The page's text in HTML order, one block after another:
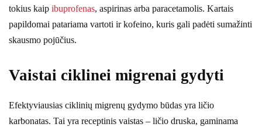
tokius kaip ibuprofenas, aspirinas arba paracetamolis. Kartais
papildomai patariama vartoti ir kofeino, kuris gali padėti sumažinti
skausmo pojūčius.
Vaistai ciklinei migrenai gydyti
Efektyviausias ciklinių migrenų gydymo būdas yra ličio
karbonatas. Tai yra receptinis vaistas – ličio druska, gaminama